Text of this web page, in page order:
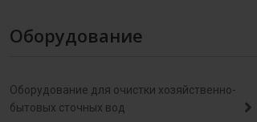
Оборудование
Оборудование для очистки хозяйственно-
бытовых сточных вод